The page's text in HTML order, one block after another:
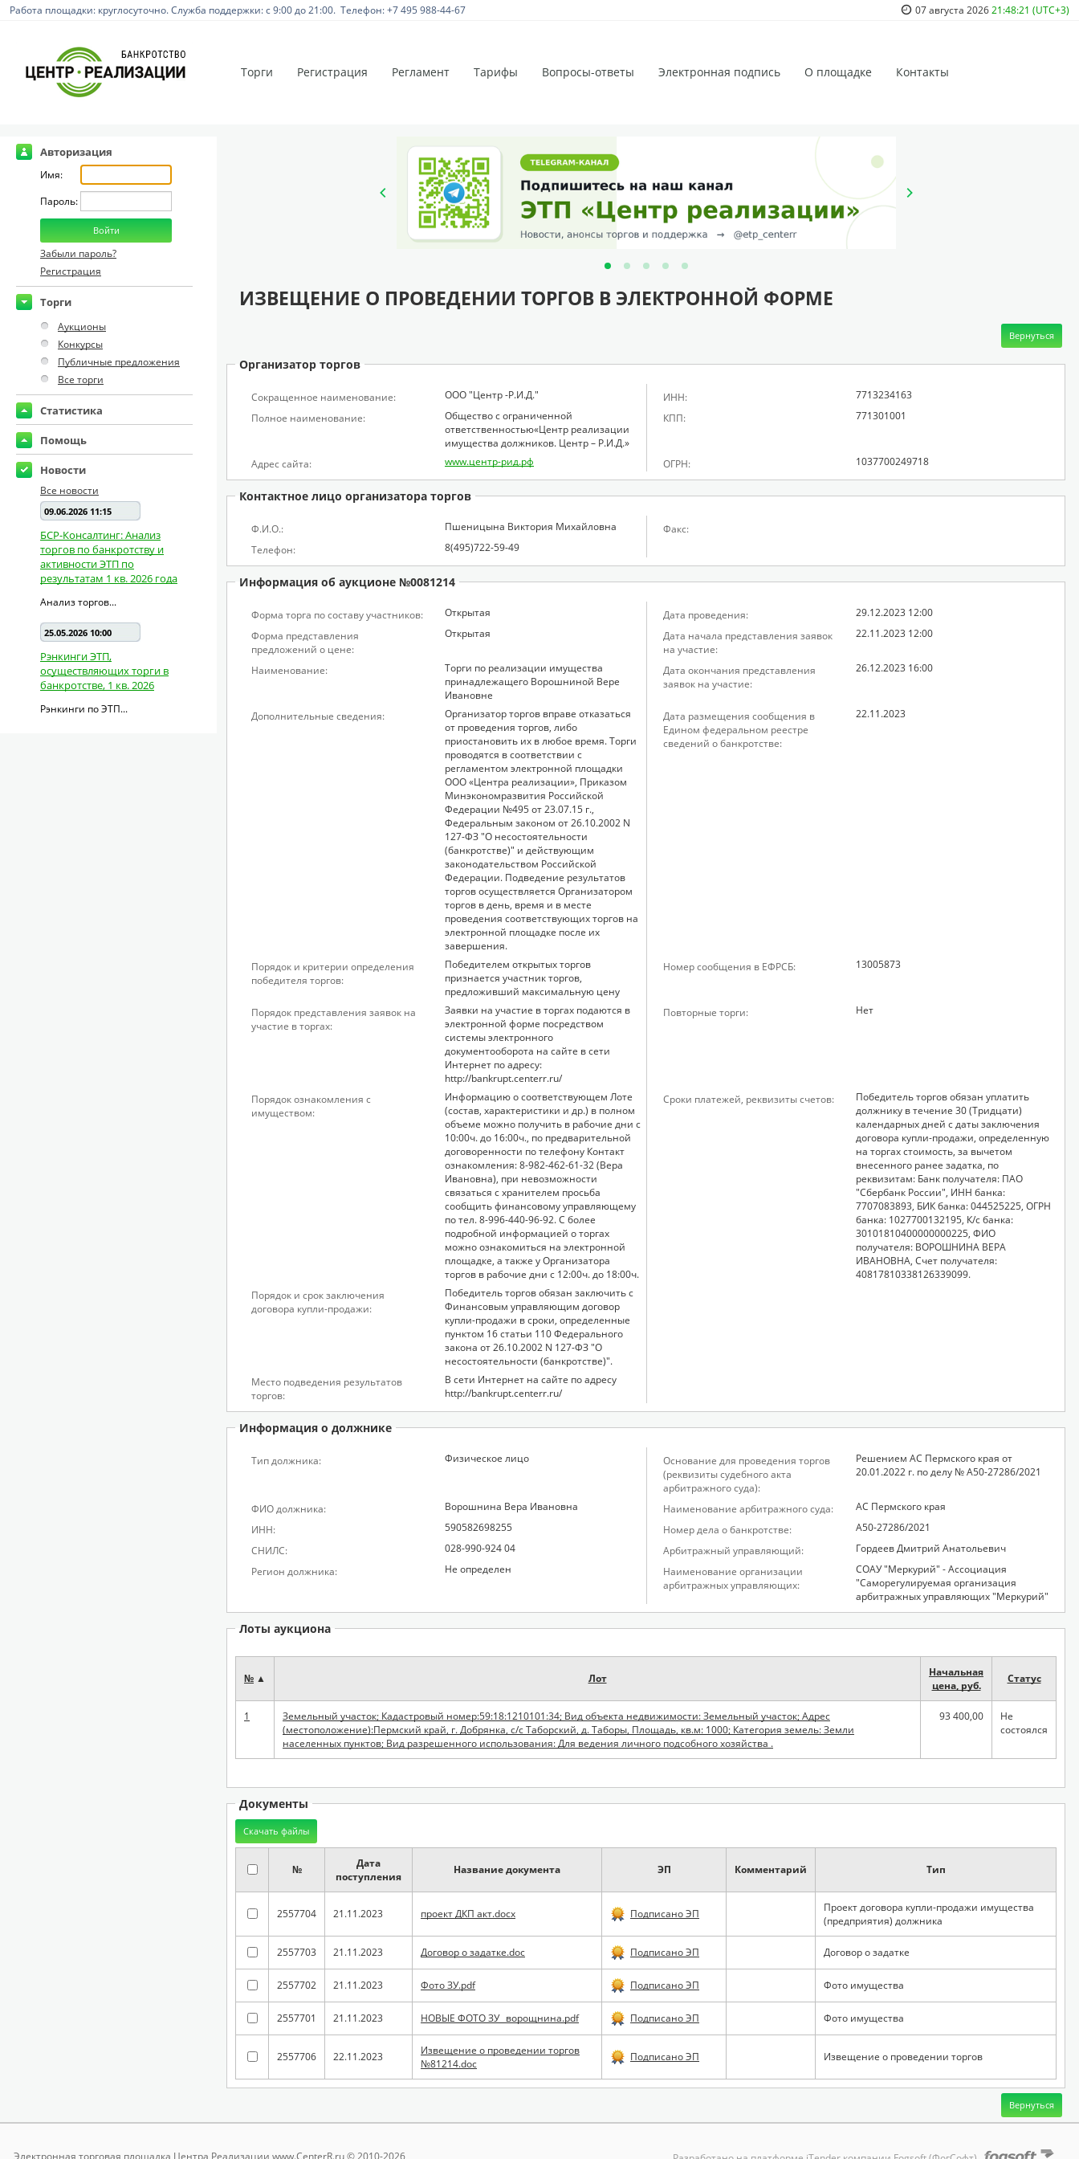
Работа площадки: круглосуточно. Служба поддержки: с 9:00 до 21:00. Телефон: +7 495 988-44-67 07 августа 202621:48:21 (UTC+3)
Торги Регистрация Регламент Тарифы Вопросы-ответы Электронная подпись О площадке Контакты
Авторизация
Имя:
Пароль:
Забыли пароль?
Регистрация
Торги
Аукционы
Конкурсы
Публичные предложения
Все торги
Статистика
Помощь
Новости
Все новости
09.06.2026 11:15
БСР-Консалтинг: Анализ
торгов по банкротству и
активности ЭТП по
результатам 1 кв. 2026 года
Анализ торгов...
25.05.2026 10:00
Рэнкинги ЭТП,
осуществляющих торги в
банкротстве, 1 кв. 2026
Рэнкинги по ЭТП...
ИЗВЕЩЕНИЕ О ПРОВЕДЕНИИ ТОРГОВ В ЭЛЕКТРОННОЙ ФОРМЕ
Организатор торгов
Сокращенное наименование: ООО "Центр -Р.И.Д." ИНН:
7713234163
Полное наименование:
Общество с ограниченной
ответственностью«Центр реализации
имущества должников. Центр – Р.И.Д.»
КПП: 771301001
Адрес сайта: www.центр-рид.рф ОГРН: 1037700249718
Контактное лицо организатора торгов
Ф.И.О.: Пшеницына Виктория Михайловна
Факс:
Телефон:
8(495)722-59-49
Информация об аукционе №0081214
Форма торга по составу участников: Открытая Дата проведения:
29.12.2023 12:00
Форма представления
предложений о цене:
Открытая
Дата начала представления заявок
на участие:
22.11.2023 12:00
Наименование:
Торги по реализации имущества
принадлежащего Ворошниной Вере
Ивановне
Дата окончания представления
заявок на участие:
26.12.2023 16:00
Дополнительные сведения:
Организатор торгов вправе отказаться
от проведения торгов, либо
приостановить их в любое время. Торги
проводятся в соответствии с
регламентом электронной площадки
ООО «Центра реализации», Приказом
Минэкономразвития Российской
Федерации №495 от 23.07.15 г.,
Федеральным законом от 26.10.2002 N
127-ФЗ "О несостоятельности
(банкротстве)" и действующим
законодательством Российской
Федерации. Подведение результатов
торгов осуществляется Организатором
торгов в день, время и в месте
проведения соответствующих торгов на
электронной площадке после их
завершения.
Дата размещения сообщения в
Едином федеральном реестре
сведений о банкротстве:
22.11.2023
Порядок и критерии определения
победителя торгов:
Победителем открытых торгов
признается участник торгов,
предложивший максимальную цену
Номер сообщения в ЕФРСБ: 13005873
Порядок представления заявок на
участие в торгах:
Заявки на участие в торгах подаются в
электронной форме посредством
системы электронного
документооборота на сайте в сети
Интернет по адресу:
http://bankrupt.centerr.ru/
Повторные торги: Нет
Порядок ознакомления с
имуществом:
Информацию о соответствующем Лоте
(состав, характеристики и др.) в полном
объеме можно получить в рабочие дни с
10:00ч. до 16:00ч., по предварительной
договоренности по телефону Контакт
ознакомления: 8-982-462-61-32 (Вера
Ивановна), при невозможности
связаться с хранителем просьба
сообщить финансовому управляющему
по тел. 8-996-440-96-92. С более
подробной информацией о торгах
можно ознакомиться на электронной
площадке, а также у Организатора
торгов в рабочие дни с 12:00ч. до 18:00ч.
Сроки платежей, реквизиты счетов:
Победитель торгов обязан уплатить
должнику в течение 30 (Тридцати)
календарных дней с даты заключения
договора купли-продажи, определенную
на торгах стоимость, за вычетом
внесенного ранее задатка, по
реквизитам: Банк получателя: ПАО
"Сбербанк России", ИНН банка:
7707083893, БИК банка: 044525225, ОГРН
банка: 1027700132195, К/с банка:
30101810400000000225, ФИО
получателя: ВОРОШНИНА ВЕРА
ИВАНОВНА, Счет получателя:
40817810338126339099.
Порядок и срок заключения
договора купли-продажи:
Победитель торгов обязан заключить с
Финансовым управляющим договор
купли-продажи в сроки, определенные
пунктом 16 статьи 110 Федерального
закона от 26.10.2002 N 127-ФЗ "О
несостоятельности (банкротстве)".
Место подведения результатов
торгов:
В сети Интернет на сайте по адресу
http://bankrupt.centerr.ru/
Информация о должнике
Тип должника: Физическое лицо
Основание для проведения торгов
(реквизиты судебного акта
арбитражного суда):
Решением АС Пермского края от
20.01.2022 г. по делу № А50-27286/2021
ФИО должника: Ворошнина Вера Ивановна Наименование арбитражного суда:
АС Пермского края
ИНН:
590582698255 Номер дела о банкротстве:
А50-27286/2021
СНИЛС:
028-990-924 04 Арбитражный управляющий:
Гордеев Дмитрий Анатольевич
Регион должника:
Не определен
Наименование организации
арбитражных управляющих:
СОАУ "Меркурий" - Ассоциация
"Саморегулируемая организация
арбитражных управляющих "Меркурий"
Лоты аукциона
№ ▲ Лот
Начальная
цена, руб.
Статус
1
Земельный участок; Кадастровый номер:59:18:1210101:34; Вид объекта недвижимости: Земельный участок; Адрес
(местоположение):Пермский край, г. Добрянка, с/с Таборский, д. Таборы, Площадь, кв.м: 1000; Категория земель: Земли
населенных пунктов; Вид разрешенного использования: Для ведения личного подсобного хозяйства .
93 400,00
Не
состоялся
Документы
№
Дата
поступления
Название документа ЭП Комментарий Тип
2557704 21.11.2023 проект ДКП акт.docx Подписано ЭП
Проект договора купли-продажи имущества
(предприятия) должника
2557703 21.11.2023 Договор о задатке.doc Подписано ЭП Договор о задатке
2557702 21.11.2023 Фото ЗУ.pdf Подписано ЭП Фото имущества
2557701 21.11.2023 НОВЫЕ ФОТО ЗУ_ ворощнина.pdf Подписано ЭП Фото имущества
2557706 22.11.2023
Извещение о проведении торгов
№81214.doc
Подписано ЭП Извещение о проведении торгов
Электронная торговая площадка Центра Реализации www.CenterR.ru © 2010-2026